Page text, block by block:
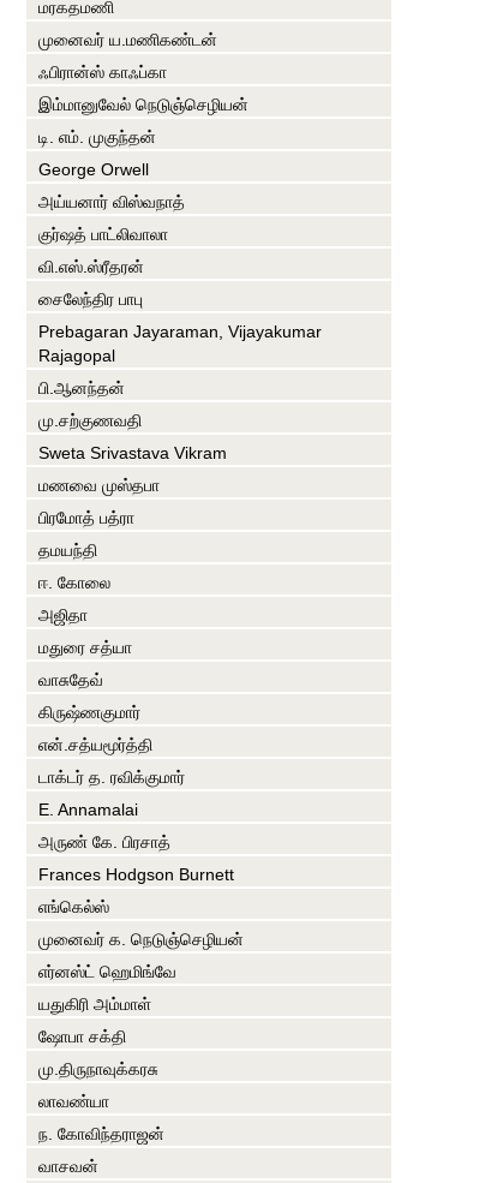
மரகதமணி
முனைவர் ய.மணிகண்டன்
ஃபிரான்ஸ் காஃப்கா
இம்மானுவேல் நெடுஞ்செழியன்
டி. எம். முகுந்தன்
George Orwell
அய்யனார் விஸ்வநாத்
குர்ஷத் பாட்லிவாலா
வி.எஸ்.ஸ்ரீதரன்
சைலேந்திர பாபு
Prebagaran Jayaraman, Vijayakumar
Rajagopal
பி.ஆனந்தன்
மு.சற்குணவதி
Sweta Srivastava Vikram
மணவை முஸ்தபா
பிரமோத் பத்ரா
தமயந்தி
ஈ. கோலை
அஜிதா
மதுரை சத்யா
வாசுதேவ்
கிருஷ்ணகுமார்
என்.சத்யமூர்த்தி
டாக்டர் த. ரவிக்குமார்
E. Annamalai
அருண் கே. பிரசாத்
Frances Hodgson Burnett
எங்கெல்ஸ்
முனைவர் க. நெடுஞ்செழியன்
எர்னஸ்ட் ஹெமிங்வே
யதுகிரி அம்மாள்
ஷோபா சக்தி
மு.திருநாவுக்கரசு
லாவண்யா
ந. கோவிந்தராஜன்
வாசவன்